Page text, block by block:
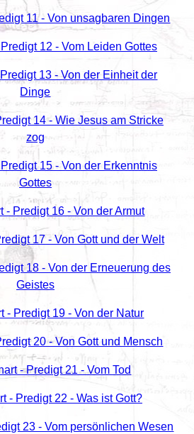
11 - Von unsagbaren Dingen
12 - Vom Leiden Gottes
13 - Von der Einheit der
Dinge
14 - Wie Jesus am Stricke
zog
15 - Von der Erkenntnis
Gottes
- Predigt 16 - Von der Armut
17 - Von Gott und der Welt
18 - Von der Erneuerung des
Geistes
- Predigt 19 - Von der Natur
20 - Von Gott und Mensch
- Predigt 21 - Vom Tod
- Predigt 22 - Was ist Gott?
23 - Vom persönlichen Wesen